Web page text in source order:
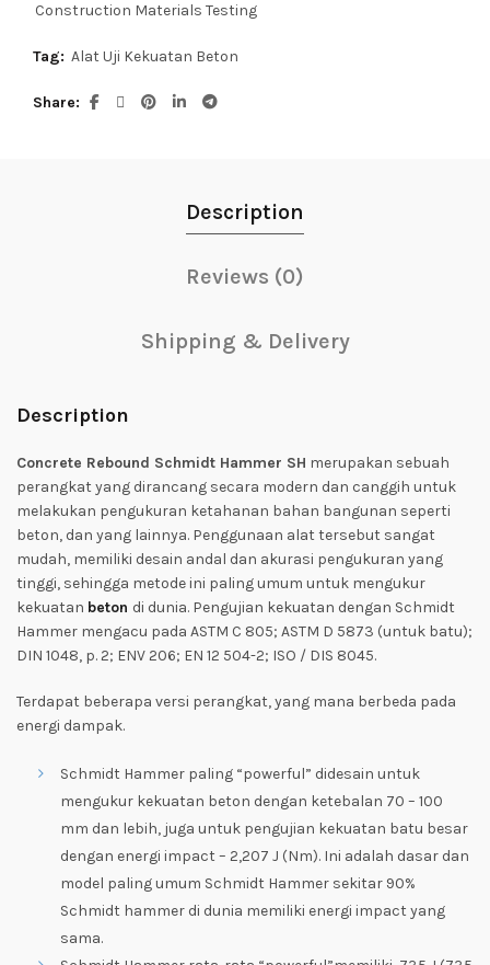
Construction Materials Testing
Tag: Alat Uji Kekuatan Beton
Share
Description
Reviews (0)
Shipping & Delivery
Description
Concrete Rebound Schmidt Hammer SH merupakan sebuah
perangkat yang dirancang secara modern dan canggih untuk
melakukan pengukuran ketahanan bahan bangunan seperti
beton, dan yang lainnya. Penggunaan alat tersebut sangat
mudah, memiliki desain andal dan akurasi pengukuran yang
tinggi, sehingga metode ini paling umum untuk mengukur
kekuatan beton di dunia. Pengujian kekuatan dengan Schmidt
Hammer mengacu pada ASTM C 805; ASTM D 5873 (untuk batu);
DIN 1048, p. 2; ENV 206; EN 12 504-2; ISO / DIS 8045.
Terdapat beberapa versi perangkat, yang mana berbeda pada
energi dampak.
Schmidt Hammer paling “powerful” didesain untuk
mengukur kekuatan beton dengan ketebalan 70 – 100
mm dan lebih, juga untuk pengujian kekuatan batu besar
dengan energi impact – 2,207 J (Nm). Ini adalah dasar dan
model paling umum Schmidt Hammer sekitar 90%
Schmidt hammer di dunia memiliki energi impact yang
sama.